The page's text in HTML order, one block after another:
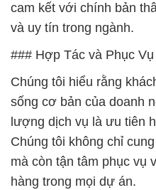
cam kết với chính bản
và uy tín trong ngành.
### Hợp Tác và Phục
Chúng tôi hiểu rằng
sống cơ bản của doanh
lượng dịch vụ là ưu tiên
Chúng tôi không chỉ
mà còn tận tâm phục vụ
hàng trong mọi dự án.